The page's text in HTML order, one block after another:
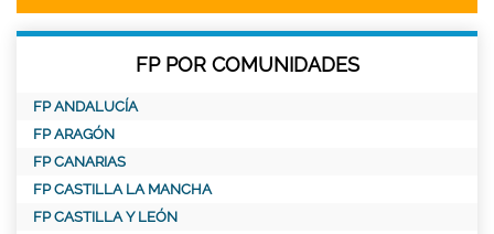
FP POR COMUNIDADES
FP ANDALUCÍA
FP ARAGÓN
FP CANARIAS
FP CASTILLA LA MANCHA
FP CASTILLA Y LEÓN